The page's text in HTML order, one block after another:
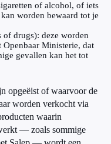
of alcohol, of iets
worden bewaard tot je
of drugs): deze worden
Ministerie, dat
gevallen kan het tot
opgeëist of waarvoor de
worden verkocht via
waarin
— zoals sommige